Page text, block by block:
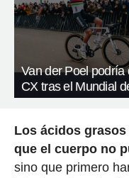
Van der Poel podría
CX tras el Mundial
Los ácidos
que el cuerpo no
sino que primero